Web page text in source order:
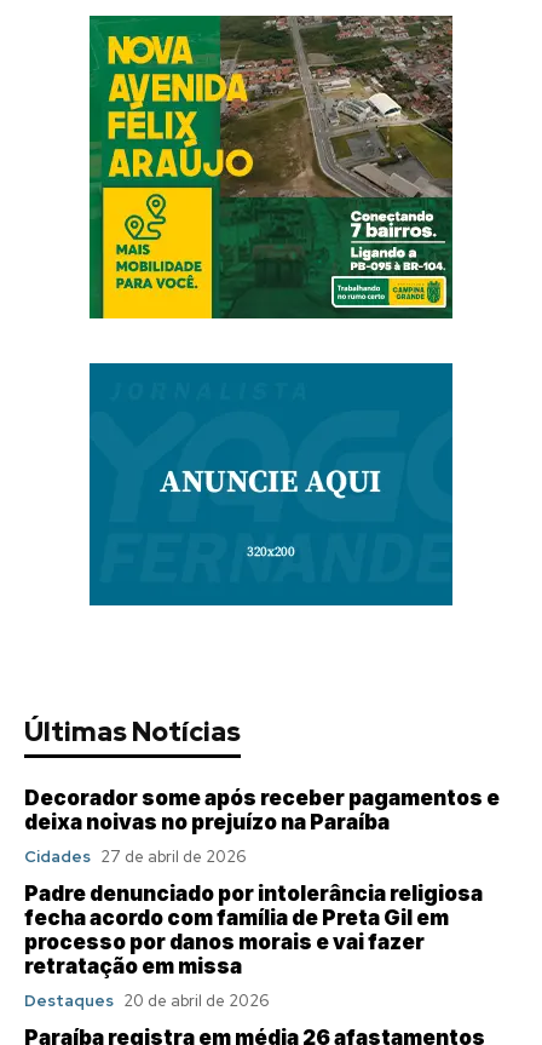
Últimas Notícias
Decorador some após receber pagamentos e
deixa noivas no prejuízo na Paraíba
Cidades 27 de abril de 2026
Padre denunciado por intolerância religiosa
fecha acordo com família de Preta Gil em
processo por danos morais e vai fazer
retratação em missa
Destaques 20 de abril de 2026
Paraíba registra em média 26 afastamentos